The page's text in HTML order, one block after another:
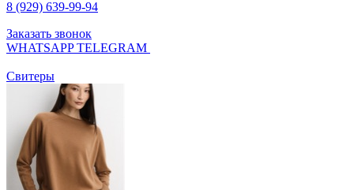
8 (929) 639-99-94
Заказать звонок
WHATSAPPTELEGRAM
Свитеры